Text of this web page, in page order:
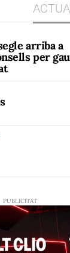
arriba a
per